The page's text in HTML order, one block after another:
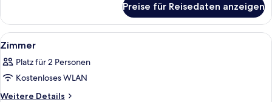
Preise für Reisedaten anzeigen
Alle
Fotos
für
Zimmer
anzeigen
Ein Hotelzimmer mit zwei Betten,
16
Zimmer
Platz für 2 Personen
Kostenloses WLAN
Weitere Details
Weitere